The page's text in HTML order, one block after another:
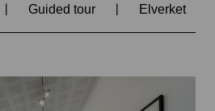
| Guided tour | Elverket